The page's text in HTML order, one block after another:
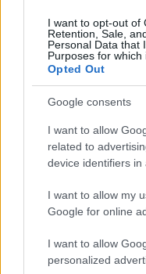
I want to opt-out of
Retention, Sale,
Personal Data that
Purposes for which
Opted Out
Google consents
I want to allow
related to
device identifiers in
I want to allow my
Google for online
I want to allow
personalized
Rasoio elettrico
caratteristiche
Edoardo Vitali · 9 Ago 2026